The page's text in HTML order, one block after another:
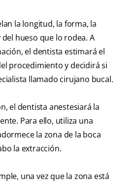
la longitud, la forma, la
hueso que lo rodea. A
el dentista estimará el
procedimiento y decidirá si
llamado cirujano bucal.
el dentista anestesiará la
Para ello, utiliza una
la zona de la boca
la extracción.
una vez que la zona está